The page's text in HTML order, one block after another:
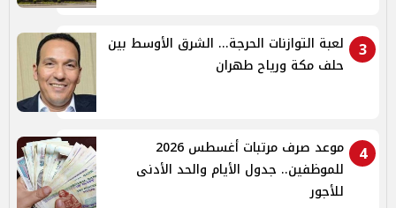
3
لعبة التوازنات الحرجة... الشرق الأوسط بين
حلف مكة ورياح طهران
4
موعد صرف مرتبات أغسطس 2026
للموظفين.. جدول الأيام والحد الأدنى
للأجور